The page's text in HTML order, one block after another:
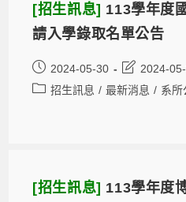
[招生訊息] 113學年度
請入學錄取名單公告
2024-05-30
2024-
招生訊息 / 最新消息 / 系所
[招生訊息] 113學年度